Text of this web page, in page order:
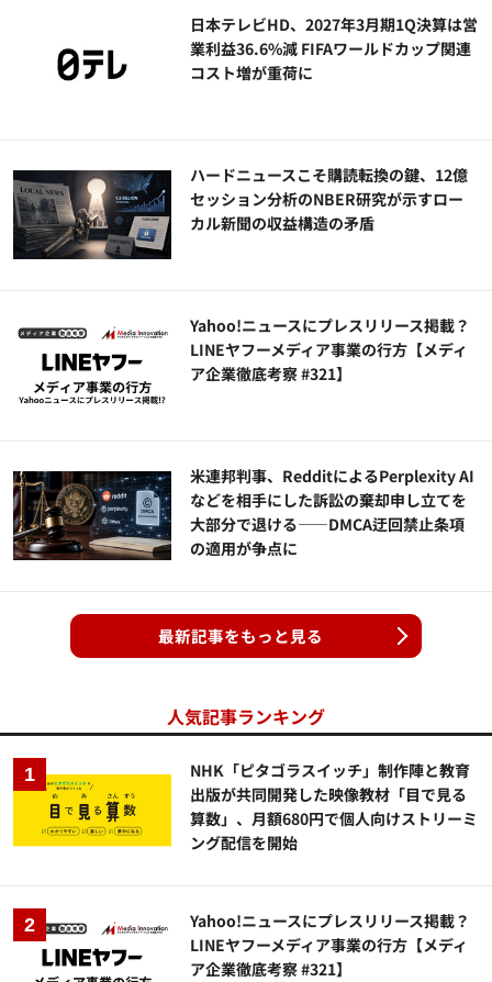
日本テレビHD、2027年3月期1Q決算は営
業利益36.6%減 FIFAワールドカップ関連
コスト増が重荷に
ハードニュースこそ購読転換の鍵、12億
セッション分析のNBER研究が示すロー
カル新聞の収益構造の矛盾
Yahoo!ニュースにプレスリリース掲載？
LINEヤフーメディア事業の行方【メディ
ア企業徹底考察 #321】
米連邦判事、RedditによるPerplexity AI
などを相手にした訴訟の棄却申し立てを
大部分で退ける——DMCA迂回禁止条項
の適用が争点に
最新記事をもっと見る
人気記事ランキング
NHK「ピタゴラスイッチ」制作陣と教育
出版が共同開発した映像教材「目で見る
算数」、月額680円で個人向けストリーミ
ング配信を開始
Yahoo!ニュースにプレスリリース掲載？
LINEヤフーメディア事業の行方【メディ
ア企業徹底考察 #321】